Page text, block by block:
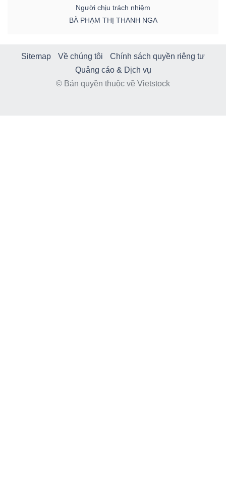
Người chịu trách nhiệm
BÀ PHẠM THỊ THANH NGA
Sitemap Về chúng tôi
Chính sách quyền riêng tư
Quảng cáo & Dịch vụ
© Bản quyền thuộc về Vietstock